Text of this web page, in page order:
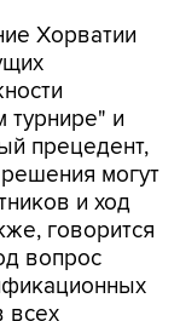
Хорватии
турнире" и
прецедент,
могут
и ход
говорится
вопрос
всех